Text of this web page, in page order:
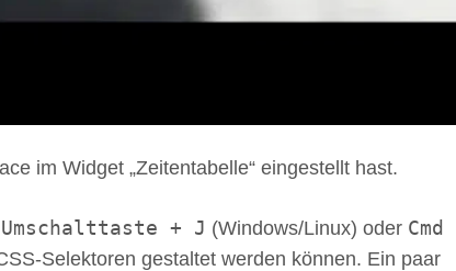
im Widget „Zeitentabelle“ eingestellt hast.
+ J (Windows/Linux) oder Cmd
Selektoren gestaltet werden können. Ein paar